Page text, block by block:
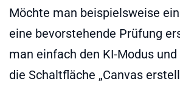
Möchte man beispielsweise
eine bevorstehende Prüfung
man einfach den KI-Modus
die Schaltfläche „Canvas